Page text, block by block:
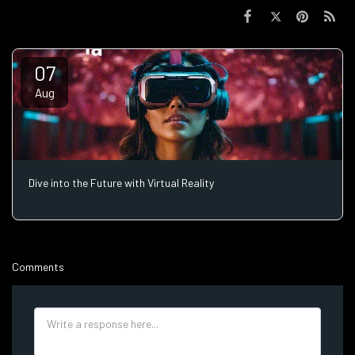
07
Aug
Dive into the Future with Virtual Reality
Comments